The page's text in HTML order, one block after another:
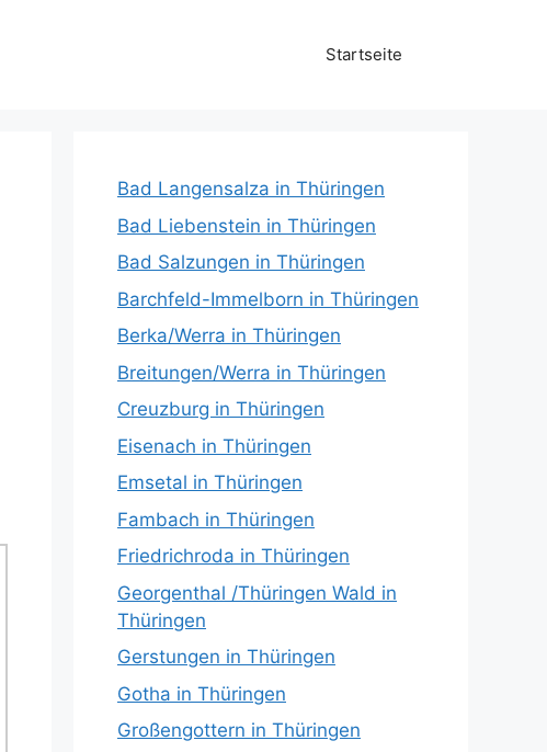
Startseite
Bad Langensalza in Thüringen
Bad Liebenstein in Thüringen
Bad Salzungen in Thüringen
Barchfeld-Immelborn in Thüringen
Berka/Werra in Thüringen
Breitungen/Werra in Thüringen
Creuzburg in Thüringen
Eisenach in Thüringen
Emsetal in Thüringen
Fambach in Thüringen
Friedrichroda in Thüringen
Georgenthal /Thüringen Wald in
Thüringen
Gerstungen in Thüringen
Gotha in Thüringen
Großengottern in Thüringen